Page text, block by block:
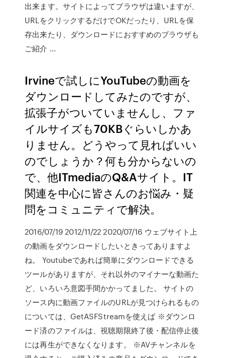
出来ます。サイトによってブラウザは違いますが、
URLをクリックするだけでOKだったり、URLを保
存出来たり、ダウンロードにおすすめのブラウザも
ご紹介 …
Irvineで試しにYouTubeの動画を
ダウンロードしてみたのですが、
拡張子がついていませんし、ファ
イルサイズも70KBぐらいしかあ
りません。どうやって見ればいい
のでしょうか？何も分からないの
で、他ITmediaのQ&Aサイト。IT
関連を中心に皆さんのお悩み・疑
問をコミュニティで解決。
2016/07/19 2012/11/22 2020/07/16 ウェブサイト上
の動画をダウンロードしたいときってありますよ
ね。 Youtubeであれば簡単にダウンロードできる
ツールがありますが、それ以外のマイナーな動画た
ど、いろいろ意図手間かかってました。 サイトの
ソース内に動画ファイルのURLが見つけられるもの
については、GetASFStreamを使えば ※ダウンロ
ード済のファイルは、視聴期限終了後・配信停止後
には再生ができなくなります。 ※AVチャンネルを